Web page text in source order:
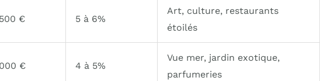
€ 5 à 6%
Art, culture, restaurants
étoilés
€ 4 à 5%
Vue mer, jardin exotique,
parfumeries